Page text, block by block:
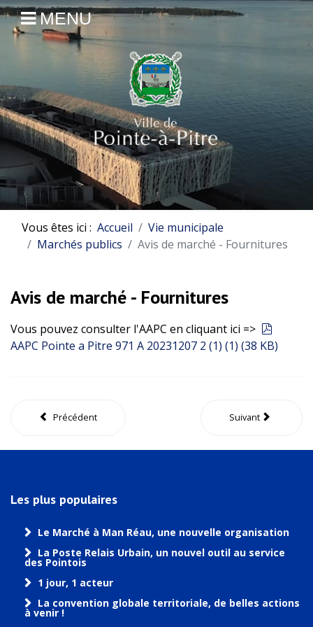
MENU
Vous êtes ici : Accueil
Vie municipale
Marchés publics
Avis de marché - Fournitures
Avis de marché - Fournitures
Vous pouvez consulter l'AAPC en cliquant ici =>
AAPC Pointe a Pitre 971 A 20231207 2 (1) (1) (38 KB)
Précédent Suivant
Les plus populaires
Le Marché à Man Réau, une nouvelle organisation
La Poste Relais Urbain, un nouvel outil au service
des Pointois
1 jour, 1 acteur
La convention globale territoriale, de belles actions
à venir !